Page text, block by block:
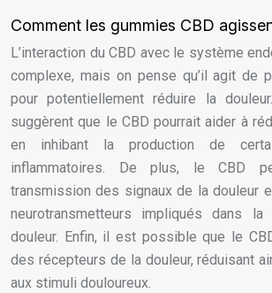
Comment les gummies CBD
L’interaction du CBD avec le système
complexe, mais on pense qu’il agit de
pour potentiellement réduire la
suggèrent que le CBD pourrait aider à
en inhibant la production de
inflammatoires. De plus, le CBD
transmission des signaux de la douleur
neurotransmetteurs impliqués dans
douleur. Enfin, il est possible que le
des récepteurs de la douleur, réduisant
aux stimuli douloureux.